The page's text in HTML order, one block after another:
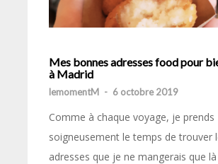
Mes bonnes adresses food pour
à Madrid
lemomentM - 6 octobre 2019
Comme à chaque voyage, je prends
soigneusement le temps de trouver
adresses que je ne mangerais que